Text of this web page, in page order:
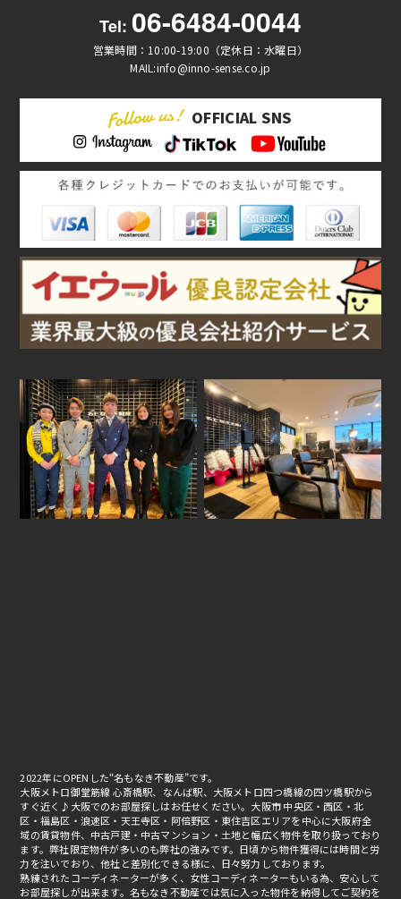
Tel: 06-6484-0044
営業時間：10:00-19:00（定休日：水曜日）
MAIL:info@inno-sense.co.jp
OFFICIAL SNS
2022年にOPENした“名もなき不動産”です。
大阪メトロ御堂筋線 心斎橋駅、なんば駅、大阪メトロ四つ橋線の四ツ橋駅から
すぐ近く♪大阪でのお部屋探しはお任せください。大阪市 中央区・西区・北
区・福島区・浪速区・天王寺区・阿倍野区・東住吉区エリアを中心に大阪府全
域の賃貸物件、中古戸建・中古マンション・土地と幅広く物件を取り扱っており
ます。弊社限定物件が多いのも弊社の強みです。日頃から物件獲得には時間と労
力を注いでおり、他社と差別化できる様に、日々努力しております。
熟練されたコーディネーターが多く、女性コーディネーターもいる為、安心して
お部屋探しが出来ます。名もなき不動産では気に入った物件を納得してご契約を